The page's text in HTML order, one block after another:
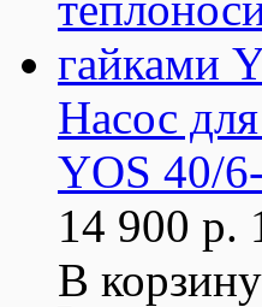
Насос
YOS 40/
14 900 р.
В корзину